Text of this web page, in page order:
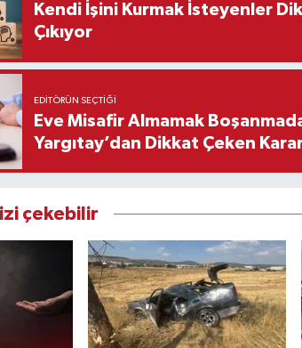
Kendi İşini Kurmak İsteyenler
Çıkıyor
EDITÖRÜN SEÇTIĞI
Eve Misafir Almamak
Yargıtay’dan Dikkat Çeken
çekebilir